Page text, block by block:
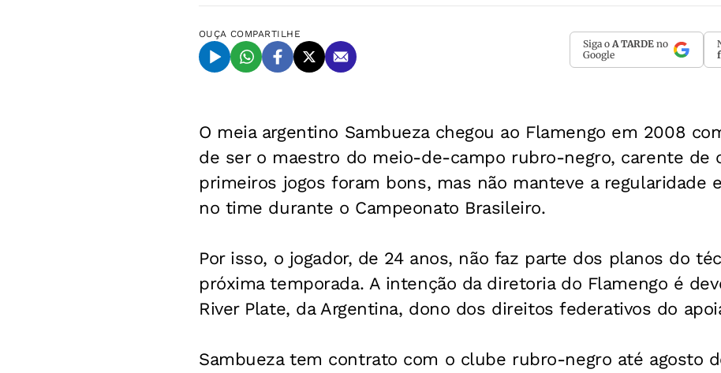
OUÇA COMPARTILHE
Siga o A TARDE no
Google
O meia argentino Sambueza chegou ao Flamengo em 2008
de ser o maestro do meio-de-campo rubro-negro, carente de
primeiros jogos foram bons, mas não manteve a regularidade
no time durante o Campeonato Brasileiro.
Por isso, o jogador, de 24 anos, não faz parte dos planos do
próxima temporada. A intenção da diretoria do Flamengo é
River Plate, da Argentina, dono dos direitos federativos do
Sambueza tem contrato com o clube rubro-negro até agosto